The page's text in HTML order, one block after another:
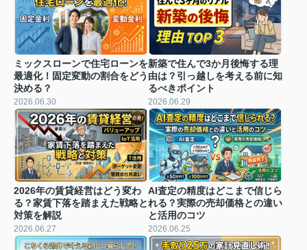
ミックスローンで住宅ローンを
最適化！固定変動の割合をどう
決める？
2026.06.30
新築で住んで3か月後悔する理
由は？引っ越しを考える前に知
るべきポイント
2026.06.29
2026年の賃貸経営はどう変わ
る？家賃下落を踏まえた戦略と
対策を解説
2026.06.27
AI査定の精度はどこまで信じら
れる？実際の売却価格との違い
と活用のコツ
2026.06.25